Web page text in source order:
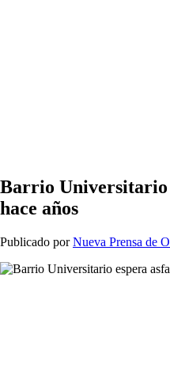
Barrio Universitario
hace años
Publicado porNueva Prensa de